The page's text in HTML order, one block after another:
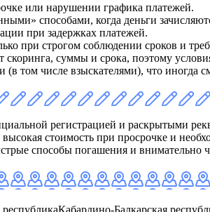
или нарушении графика платежей.
способами, когда деньги
при задержках платежей.
при строгом соблюдении сроков и
скоринга, суммы и срока, поэтому
(в том числе взыскателями), что иногда
регистрацией и раскрытыми
стоимость при просрочке и
способы погашения и
Кабардино-Балкарская